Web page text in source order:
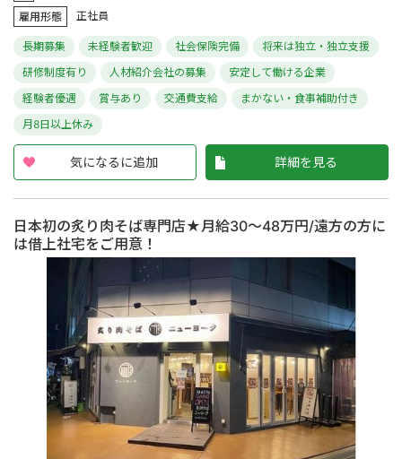
雇用形態
正社員
長期募集 未経験者歓迎 社会保険完備
将来は独立・独立支援
研修制度有り
人材紹介会社の募集
安定して働ける企業
経験者優遇
賞与あり 交通費支給
まかない・食事補助付き
月8日以上休み
気になるに追加 詳細を見る
日本初の炙り肉そば専門店★月給30～48万円/遠方の方に
は借上社宅をご用意！